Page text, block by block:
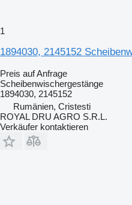
1
1894030, 2145152
Preis auf Anfrage
Scheibenwischergestänge
1894030, 2145152
Rumänien, Cristesti
ROYAL DRU AGRO S.R.L.
Verkäufer kontaktieren